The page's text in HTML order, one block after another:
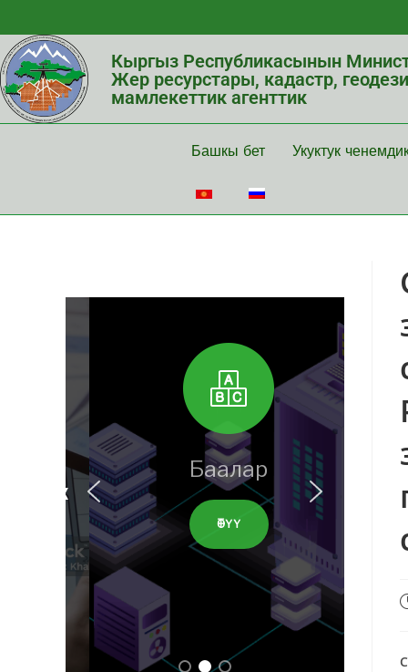
Кыргыз Республикасынын
Жер ресурстары, кадастр,
мамлекеттик агенттик
Башкы бет Укуктук
Баалар
ӨТҮҮ